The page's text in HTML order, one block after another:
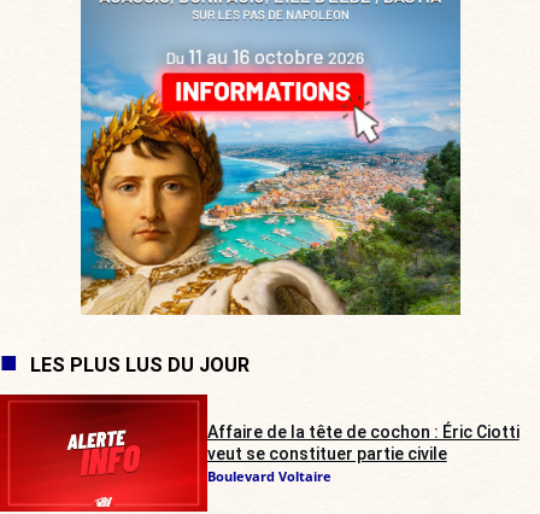
LES PLUS LUS DU JOUR
Affaire de la tête de cochon : Éric Ciotti
veut se constituer partie civile
Boulevard Voltaire